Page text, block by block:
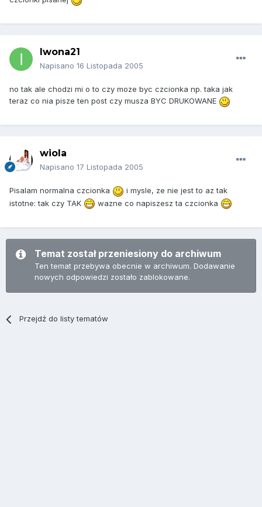
Iwona21
Napisano 16 Listopada 2005
no tak ale chodzi mi o to czy moze byc czcionka np. taka jak
teraz co nia pisze ten post czy musza BYC DRUKOWANE
wiola
Napisano 17 Listopada 2005
Pisalam normalna czcionka
i mysle, ze nie jest to az tak
istotne: tak czy TAK
wazne co napiszesz ta czcionka
Temat został przeniesiony do archiwum
Ten temat przebywa obecnie w archiwum. Dodawanie
nowych odpowiedzi zostało zablokowane.
Przejdź do listy tematów